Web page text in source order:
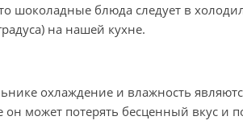
шоколадные блюда следует в
на нашей кухне.
охлаждение и влажность
он может потерять бесценный вкус и